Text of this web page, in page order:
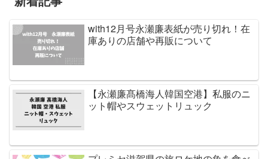
with12月号永瀬廉表紙が売り切れ！在
庫ありの店舗や再販について
【永瀬廉髙橋海人韓国空港】私服のニ
ット帽やスウェットリュック